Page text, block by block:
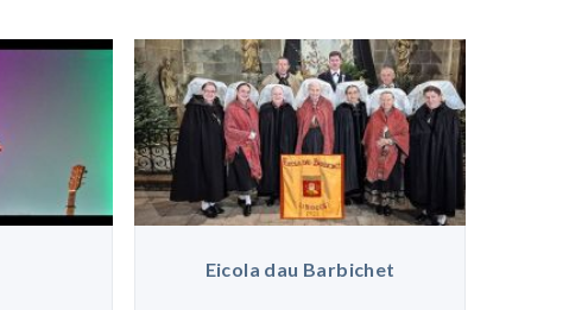
Eicola dau Barbichet